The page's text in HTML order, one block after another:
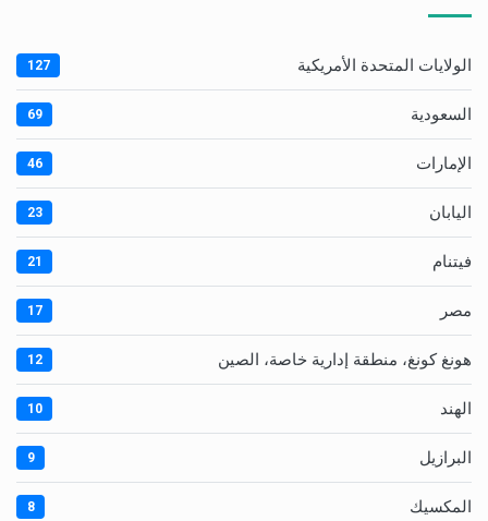
الولايات المتحدة الأمريكية 127
السعودية 69
الإمارات 46
اليابان 23
فيتنام 21
مصر 17
هونغ كونغ، منطقة إدارية خاصة، الصين 12
الهند 10
البرازيل 9
المكسيك 8